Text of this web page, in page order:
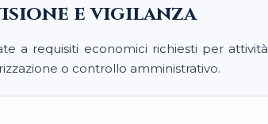
e vigilanza
a requisiti economici richiesti per attività
o controllo amministrativo.